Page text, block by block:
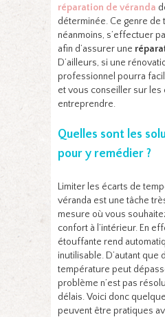
réparation de véranda
déterminée. Ce genre de
néanmoins, s’effectuer
afin d’assurer une
D’ailleurs, si une
professionnel pourra
et vous conseiller sur les
entreprendre.
Quelles sont les
pour y remédier ?
Limiter les écarts de
véranda est une tâche
mesure où vous
confort à l’intérieur. En
étouffante rend
inutilisable. D’autant que
température peut
problème n’est pas
délais. Voici donc
peuvent être pratiques